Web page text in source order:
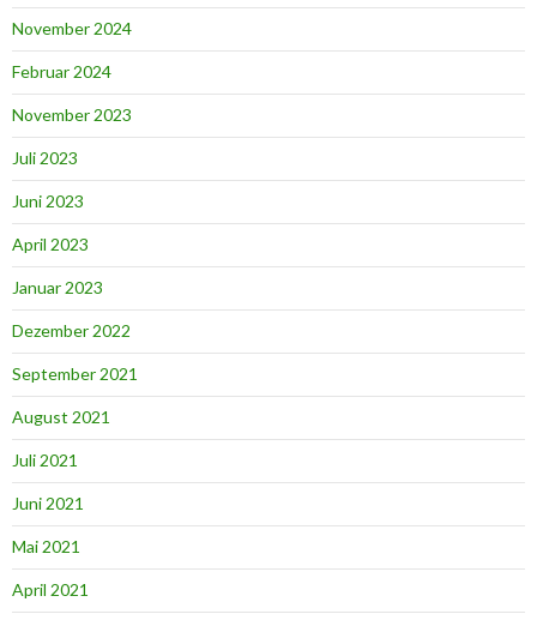
November 2024
Februar 2024
November 2023
Juli 2023
Juni 2023
April 2023
Januar 2023
Dezember 2022
September 2021
August 2021
Juli 2021
Juni 2021
Mai 2021
April 2021